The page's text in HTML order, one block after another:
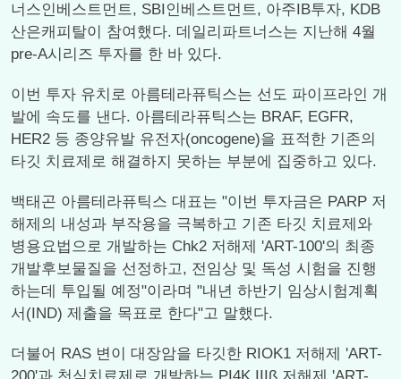
너스인베스트먼트, SBI인베스트먼트, 아주IB투자, KDB
산은캐피탈이 참여했다. 데일리파트너스는 지난해 4월
pre-A시리즈 투자를 한 바 있다.
이번 투자 유치로 아름테라퓨틱스는 선도 파이프라인 개
발에 속도를 낸다. 아름테라퓨틱스는 BRAF, EGFR,
HER2 등 종양유발 유전자(oncogene)을 표적한 기존의
타깃 치료제로 해결하지 못하는 부분에 집중하고 있다.
백태곤 아름테라퓨틱스 대표는 "이번 투자금은 PARP 저
해제의 내성과 부작용을 극복하고 기존 타깃 치료제와
병용요법으로 개발하는 Chk2 저해제 'ART-100'의 최종
개발후보물질을 선정하고, 전임상 및 독성 시험을 진행
하는데 투입될 예정"이라며 "내년 하반기 임상시험계획
서(IND) 제출을 목표로 한다"고 말했다.
더불어 RAS 변이 대장암을 타깃한 RIOK1 저해제 'ART-